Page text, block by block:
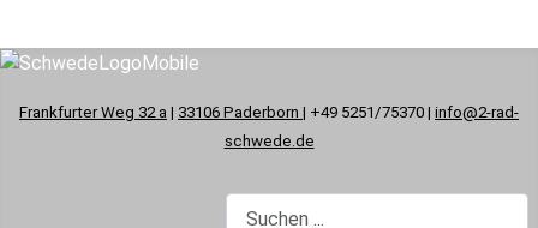
Frankfurter Weg 32 a | 33106 Paderborn | +49 5251/75370 | info@2-rad-
schwede.de